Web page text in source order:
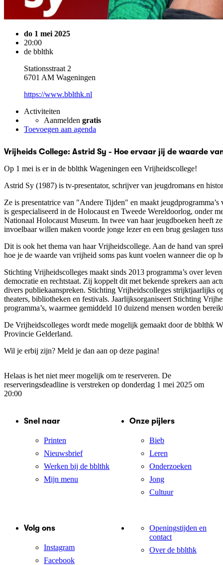
do 1 mei 2025
20:00
de bblthk
Stationsstraat 2
6701 AM Wageningen
https://www.bblthk.nl
Activiteiten
Aanmelden gratis
Toevoegen aan agenda
Vrijheids College: Astrid Sy - Hoe ervaar jij de waarde
Op 1 mei is er in de bblthk Wageningen een Vrijheidscollege!
Astrid Sy (1987) is tv-presentator, schrijver van jeugdromans en
Ze is presentatrice van "Andere Tijden" en maakt
is gespecialiseerd in de Holocaust en Tweede Wereldoorlog, onder
Nationaal Holocaust Museum. In twee van haar jeugdboeken heeft
invoelbaar willen maken voorde jonge lezer en een brug geslagen
Dit is ook het thema van haar Vrijheidscollege. Aan de hand van
hoe je de waarde van vrijheid soms pas kunt voelen wanneer die op
Stichting Vrijheidscolleges maakt sinds 2013 programma’s over
democratie en rechtstaat. Zij koppelt dit met bekende sprekers aan
divers publiekaanspreken. Stichting Vrijheidscolleges strijktjaarlijks
theaters, bibliotheken en festivals. Jaarlijksorganiseert Stichting
programma’s, waarmee gemiddeld 10 duizend mensen worden
De Vrijheidscolleges wordt mede mogelijk gemaakt door de bblthk
Provincie Gelderland.
Wil je erbij zijn? Meld je dan aan op deze pagina!
Helaas is het niet meer mogelijk om te reserveren. De
reserveringsdeadline is verstreken op donderdag 1 mei 2025 om
20:00
Snel naar
Printen
Nieuwsbrief
Werken bij de bblthk
Mijn menu
Onze pijlers
Bieb
Leren
Onderzoeken
Jong
Cultuur
Volg ons
Instagram
Facebook
Openingstijden en
contact
Over de bblthk